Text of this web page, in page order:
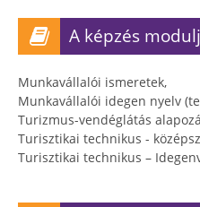
A képzés
Munkavállalói ismeretek,
Munkavállalói idegen nyelv
Turizmus-vendéglátás
Turisztikai technikus -
Turisztikai technikus –